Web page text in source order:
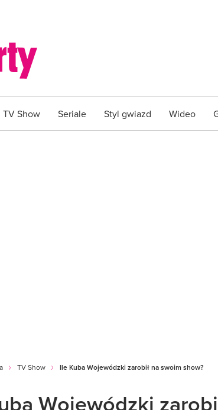
TV Show Seriale Styl gwiazd Wideo
TV Show Ile Kuba Wojewódzki zarobił na swoim show?
Wojewódzki